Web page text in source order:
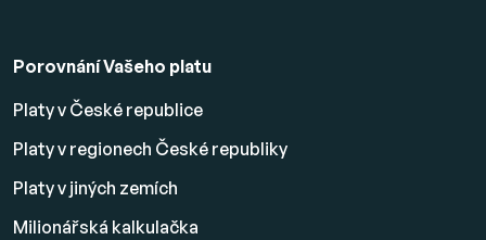
Porovnání Vašeho platu
Platy v České republice
Platy v regionech České republiky
Platy v jiných zemích
Milionářská kalkulačka